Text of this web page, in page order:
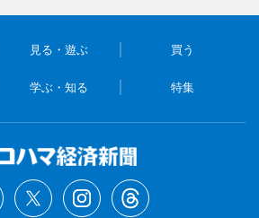
見る・遊ぶ 買う
学ぶ・知る 特集